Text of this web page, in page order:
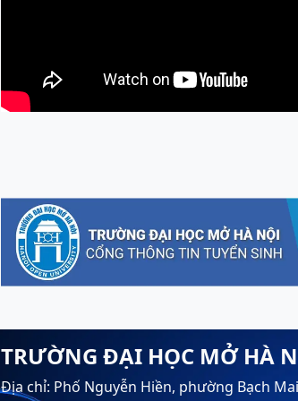
TRƯỜNG ĐẠI HỌC MỞ HÀ
Địa chỉ: Phố Nguyễn Hiền, phường Bạch